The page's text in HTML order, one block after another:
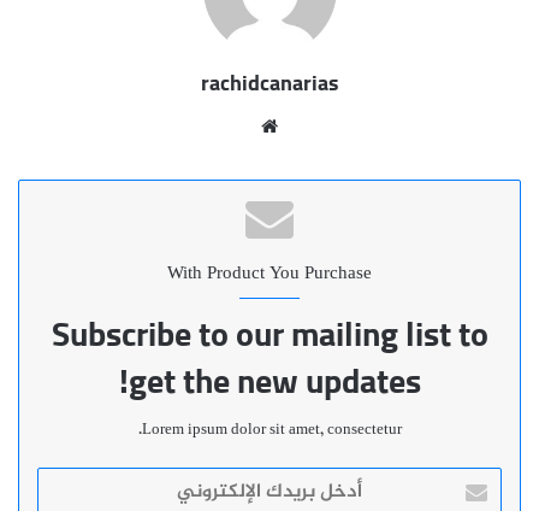
rachidcanarias
With Product You Purchase
Subscribe to our mailing list to
get the new updates!
Lorem ipsum dolor sit amet, consectetur.
أدخل
بريدك